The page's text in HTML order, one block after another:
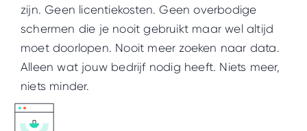
zijn. Geen licentiekosten. Geen overbodige
schermen die je nooit gebruikt maar wel altijd
moet doorlopen. Nooit meer zoeken naar data.
Alleen wat jouw bedrijf nodig heeft. Niets meer,
niets minder.